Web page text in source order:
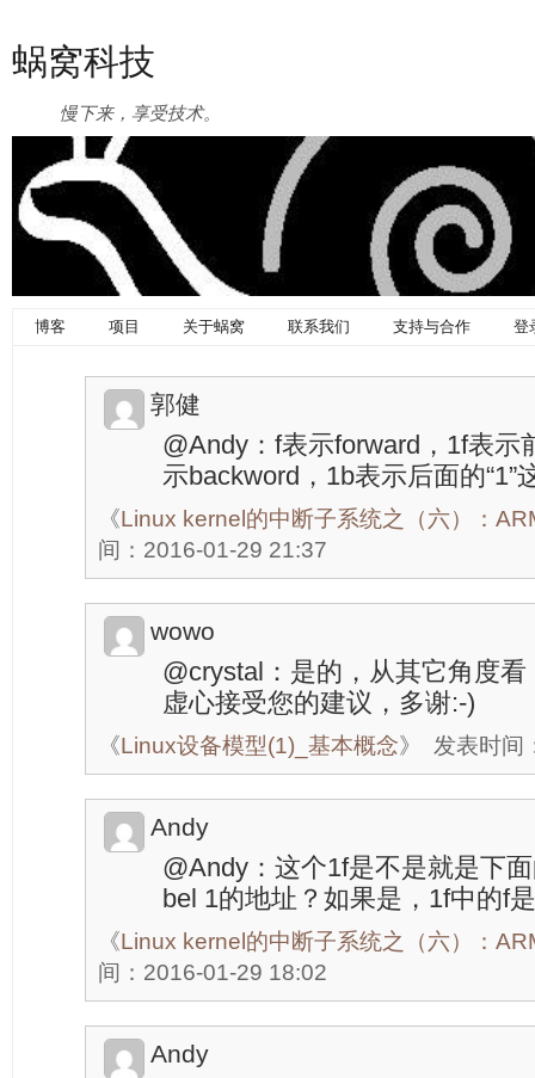
蜗窝科技
慢下来，享受技术。
博客 项目 关于蜗窝 联系我们 支持与合作 登
郭健
@Andy：f表示forward，1f表示
示backword，1b表示后面的“1”
《Linux kernel的中断子系统之（六）：
间：2016-01-29 21:37
wowo
@crystal：是的，从其它角度
虚心接受您的建议，多谢:-)
《Linux设备模型(1)_基本概念》 发表时间
Andy
@Andy：这个1f是不是就是下
bel 1的地址？如果是，1f中的f
《Linux kernel的中断子系统之（六）：
间：2016-01-29 18:02
Andy